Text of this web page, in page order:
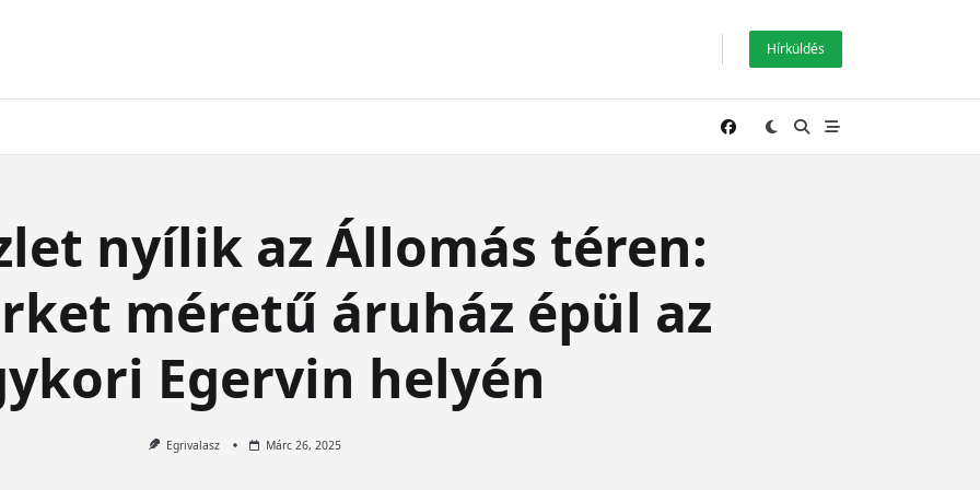
Hírküldés
nyílik az Állomás téren:
méretű áruház épül az
Egervin helyén
Egrivalasz Márc 26, 2025